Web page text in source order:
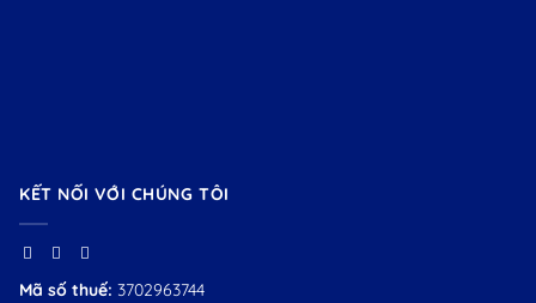
KẾT NỐI VỚI CHÚNG TÔI
Mã số thuế: 3702963744